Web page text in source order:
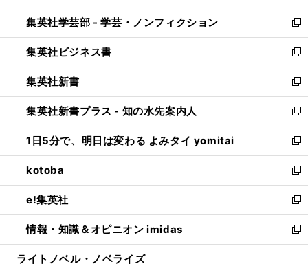
開
く
ウ
で
開
く
ン
ド
ウ
で
開
く
ウ
ィ
ン
ド
ウ
で
開
く
集英社学芸部 - 学芸・ノンフィクション
新
し
い
ウ
ィ
ン
ド
ウ
で
開
く
集英社ビジネス書
新
し
い
ウ
ィ
ン
ド
ウ
で
開
く
集英社新書
新
し
い
ウ
ィ
ン
ド
ウ
で
開
く
集英社新書プラス - 知の水先案内人
新
し
い
ウ
ィ
ン
ド
ウ
で
開
1日5分で、明日は変わる よみタイ yomitai
新
し
い
ウ
ィ
ン
ド
ウ
kotoba
新
し
い
ウ
ィ
ン
e!集英社
新
し
い
ウ
情報・知識＆オピニオン imidas
新
し
ライトノベル・ノベライズ